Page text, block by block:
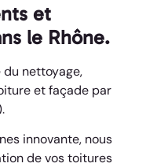
et
le Rhône.
du nettoyage,
et façade par
innovante, nous
de vos toitures